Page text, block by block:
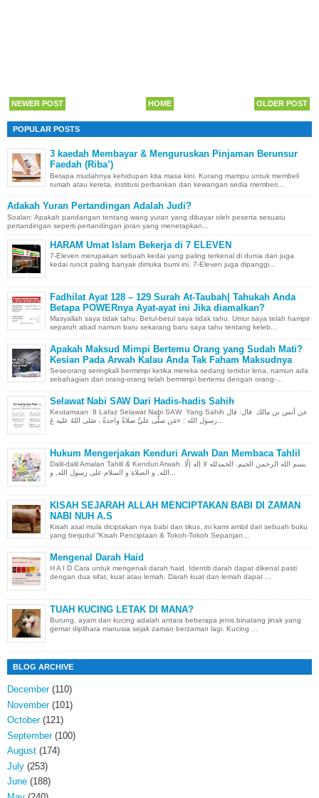
NEWER POST OLDER POST
HOME
POPULAR POSTS
3 kaedah Membayar & Menguruskan Pinjaman Berunsur
Faedah (Riba’)
Betapa mudahnya kehidupan kita masa kini. Kurang mampu untuk membeli
rumah atau kereta, institusi perbankan dan kewangan sedia memberi...
Adakah Yuran Pertandingan Adalah Judi?
Soalan: Apakah pandangan tentang wang yuran yang dibayar oleh peserta sesuatu
pertandingan seperti pertandingan joran yang menetapkan...
HARAM Umat Islam Bekerja di 7 ELEVEN
7-Eleven merupakan sebuah kedai yang paling terkenal di dunia dan juga
kedai runcit paling banyak dimuka bumi ini. 7-Eleven juga dipanggi...
Fadhilat Ayat 128 – 129 Surah At-Taubah| Tahukah Anda
Betapa POWERnya Ayat-ayat ini Jika diamalkan?
Masyallah saya tidak tahu. Betul-betul saya tidak tahu. Umur saya telah hampir
separuh abad namun baru sekarang baru saya tahu tentang keleb...
Apakah Maksud Mimpi Bertemu Orang yang Sudah Mati?
Kesian Pada Arwah Kalau Anda Tak Faham Maksudnya
Seseorang seringkali bermimpi ketika mereka sedang tertidur lena, namun ada
sebahagian dari orang-orang telah bermimpi bertemu dengan orang-...
Selawat Nabi SAW Dari Hadis-hadis Sahih
Keutamaan 8 Lafaz Selawat Nabi SAW Yang Sahih عن أنس بن مالك قال: قال
رسول الله : «مَن صلَّى عليَّ صلاةً واحدةً ، صَلى اللهُ عليه عَ...
Hukum Mengerjakan Kenduri Arwah Dan Membaca Tahlil
Dalil-dalil Amalan Tahlil & Kenduri Arwah. بسم الله الرحمن الحيم. الحمدلله لا إله إلّا
الله, و الصلاة و السلام على رسول الله, و...
KISAH SEJARAH ALLAH MENCIPTAKAN BABI DI ZAMAN
NABI NUH A.S
Kisah asal mula diciptakan nya babi dan tikus, ini kami ambil dari sebuah buku
yang berjudul “Kisah Penciptaan & Tokoh-Tokoh Sepanjan...
Mengenal Darah Haid
H A I D Cara untuk mengenali darah haid. Identiti darah dapat dikenal pasti
dengan dua sifat, kuat atau lemah. Darah kuat dan lemah dapat ...
TUAH KUCING LETAK DI MANA?
Burung, ayam dan kucing adalah antara beberapa jenis binatang jinak yang
gemar diplihara manusia sejak zaman berzaman lagi. Kucing ...
BLOG ARCHIVE
December(110)
November(101)
October(121)
September(100)
August (174)
July (253)
June (188)